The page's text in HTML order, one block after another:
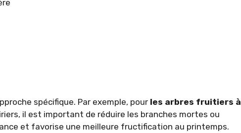
spécifique. Par exemple, pour les arbres fruitiers à
il est important de réduire les branches mortes ou
et favorise une meilleure fructification au printemps.